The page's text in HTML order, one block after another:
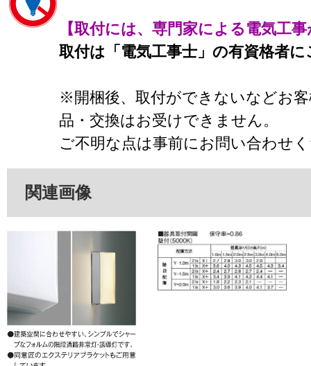
【取付には、専門家による電気工
取付は「電気工事士」の有資格者
※開梱後、取付ができないなどお
品・交換はお受けできません。
ご不明な点は事前にお問い合わせ
関連画像